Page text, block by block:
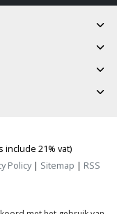
include 21% vat)
Policy| Sitemap | RSS